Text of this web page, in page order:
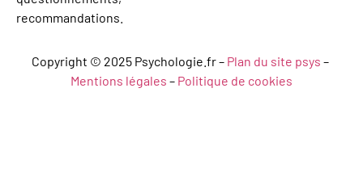
recommandations.
Copyright © 2025 Psychologie.fr – Plan du site psys –
Mentions légales – Politique de cookies